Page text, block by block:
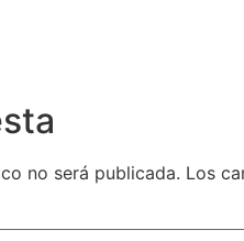
no será publicada. Los